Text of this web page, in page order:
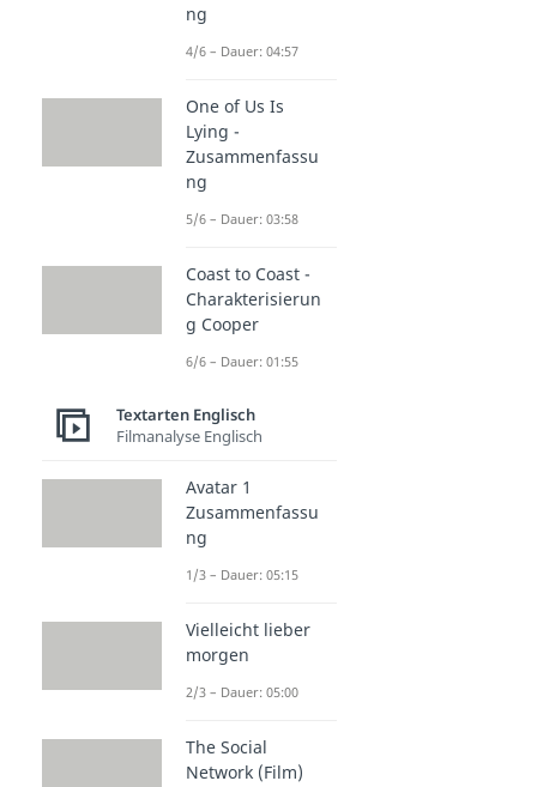
ng
4/6 – Dauer: 04:57
One of Us Is
Lying -
Zusammenfassu
ng
5/6 – Dauer: 03:58
Coast to Coast -
Charakterisierun
g Cooper
6/6 – Dauer: 01:55
Textarten Englisch
Filmanalyse Englisch
Avatar 1
Zusammenfassu
ng
1/3 – Dauer: 05:15
Vielleicht lieber
morgen
2/3 – Dauer: 05:00
The Social
Network (Film)